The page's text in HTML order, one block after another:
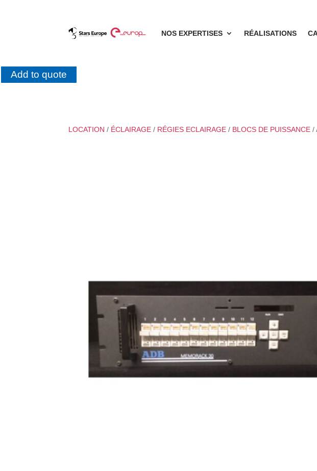
NOS EXPERTISES RÉALISATIONS
Add to quote
LOCATION / ÉCLAIRAGE / RÉGIES ECLAIRAGE / BLOCS DE PUISSANCE /